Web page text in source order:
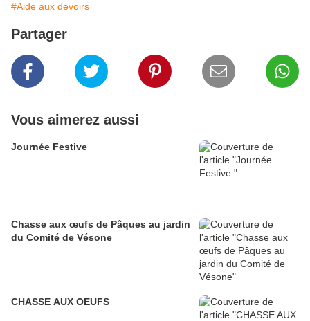
#Aide aux devoirs
Partager
Vous aimerez aussi
Journée Festive
Chasse aux œufs de Pâques au jardin
du Comité de Vésone
CHASSE AUX OEUFS